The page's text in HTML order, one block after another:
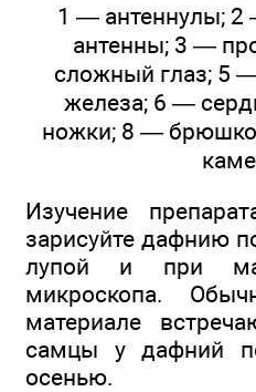
1 — антеннулы; 2
антенны; 3 —
сложный глаз; 5
железа; 6 —
ножки; 8 —
Изучение
зарисуйте дафнию
лупой и при
микроскопа.
материале
самцы у дафний
осенью.